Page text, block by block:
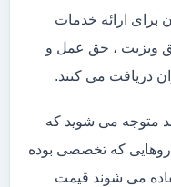
برای ارائه خدمات
ویزیت ، حق عمل و
دریافت می کنند.
متوجه می شوید که
که تخصصی بوده
می شوند قیمت